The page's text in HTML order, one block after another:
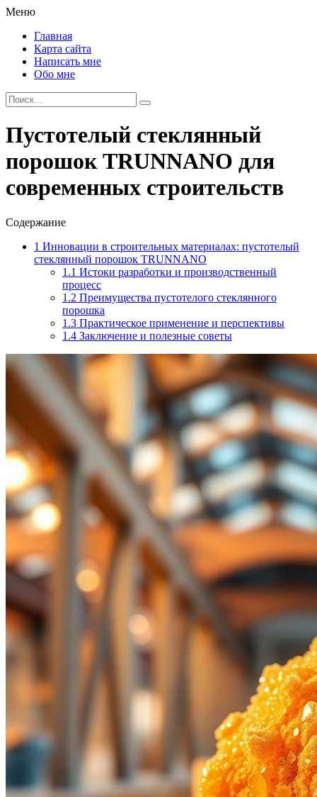
Меню
Главная
Карта сайта
Написать мне
Обо мне
Пустотелый стеклянный
порошок TRUNNANO для
современных строительств
Содержание
1 Инновации в строительных материалах: пустотелый
стеклянный порошок TRUNNANO
1.1 Истоки разработки и производственный
процесс
1.2 Преимущества пустотелого стеклянного
порошка
1.3 Практическое применение и перспективы
1.4 Заключение и полезные советы